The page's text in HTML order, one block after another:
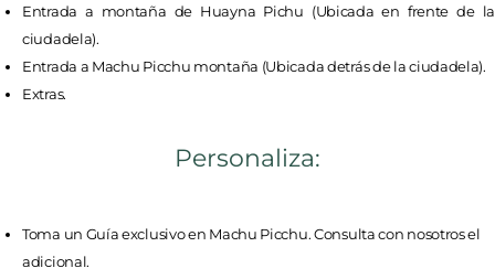
Entrada a montaña de Huayna Pichu (Ubicada en frente de la
ciudadela).
Entrada a Machu Picchu montaña (Ubicada detrás de la ciudadela).
Extras.
Personaliza:
Toma un Guía exclusivo en Machu Picchu. Consulta con nosotros el
adicional.